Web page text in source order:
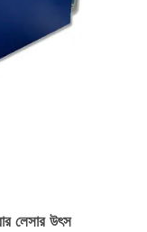
লেসার উৎস